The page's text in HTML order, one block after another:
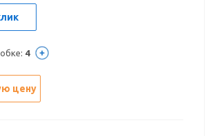
4
цену